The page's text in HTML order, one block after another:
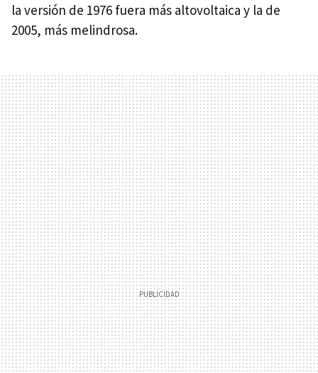
la versión de 1976 fuera más altovoltaica y la de
2005, más melindrosa.